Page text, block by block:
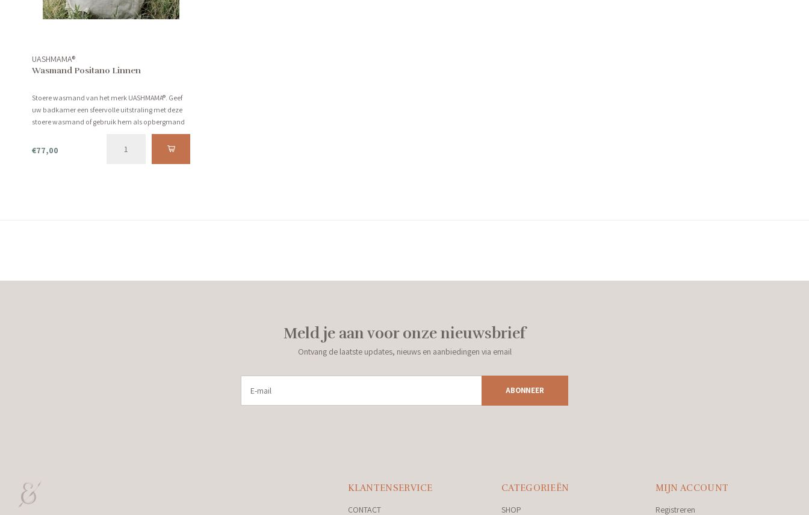
UASHMAMA®
Wasmand Positano Linnen
Stoere wasmand van het merk UASHMAMA®. Geef
uw badkamer een sfeervolle uitstraling met deze
stoere wasmand of gebruik hem als opbergmand
€77,00
Meld je aan voor onze nieuwsbrief
Ontvang de laatste updates, nieuws en aanbiedingen via email
ABONNEER
KLANTENSERVICE
CONTACT
CATEGORIEËN
SHOP
MIJN ACCOUNT
Registreren